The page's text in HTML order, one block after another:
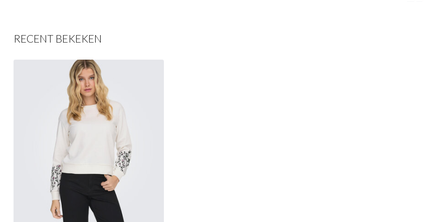
RECENT BEKEKEN